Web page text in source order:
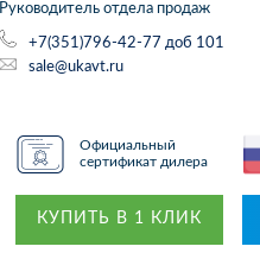
Руководитель отдела продаж
+7(351)796-42-77 доб 101
sale@ukavt.ru
Официальный
сертификат дилера
КУПИТЬ В 1 КЛИК